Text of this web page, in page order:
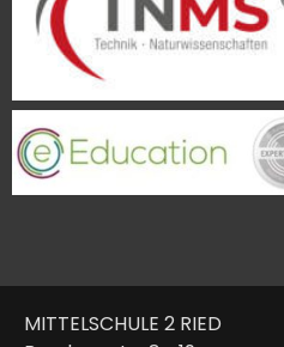
MITTELSCHULE 2 RIED